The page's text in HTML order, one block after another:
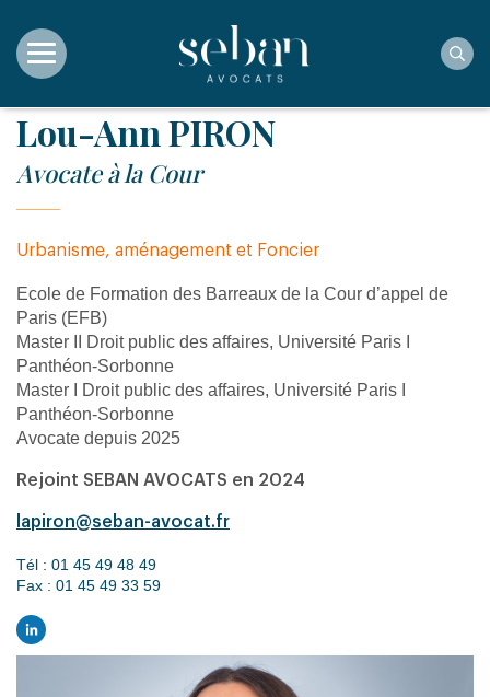
Lou-Ann PIRON
Avocate à la Cour
Urbanisme, aménagement et Foncier
Ecole de Formation des Barreaux de la Cour d’appel de
Paris (EFB)
Master II Droit public des affaires, Université Paris I
Panthéon-Sorbonne
Master I Droit public des affaires, Université Paris I
Panthéon-Sorbonne
Avocate depuis 2025
Rejoint SEBAN AVOCATS en 2024
lapiron@seban-avocat.fr
Tél : 01 45 49 48 49
Fax : 01 45 49 33 59
LinkedIn